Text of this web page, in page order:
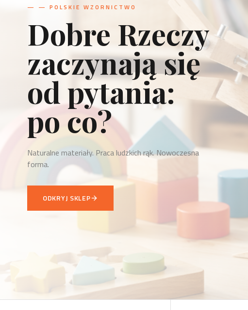
— PRZEDMIOTY UŻYTKOWE
Projekt
to odpowiedź.
Każdy przedmiot WellDone to odpowiedź na konkretną
potrzebę.
ZOBACZ NOWOŚCI